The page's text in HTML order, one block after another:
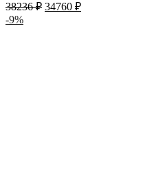
38236₽ 34760 ₽
-9%